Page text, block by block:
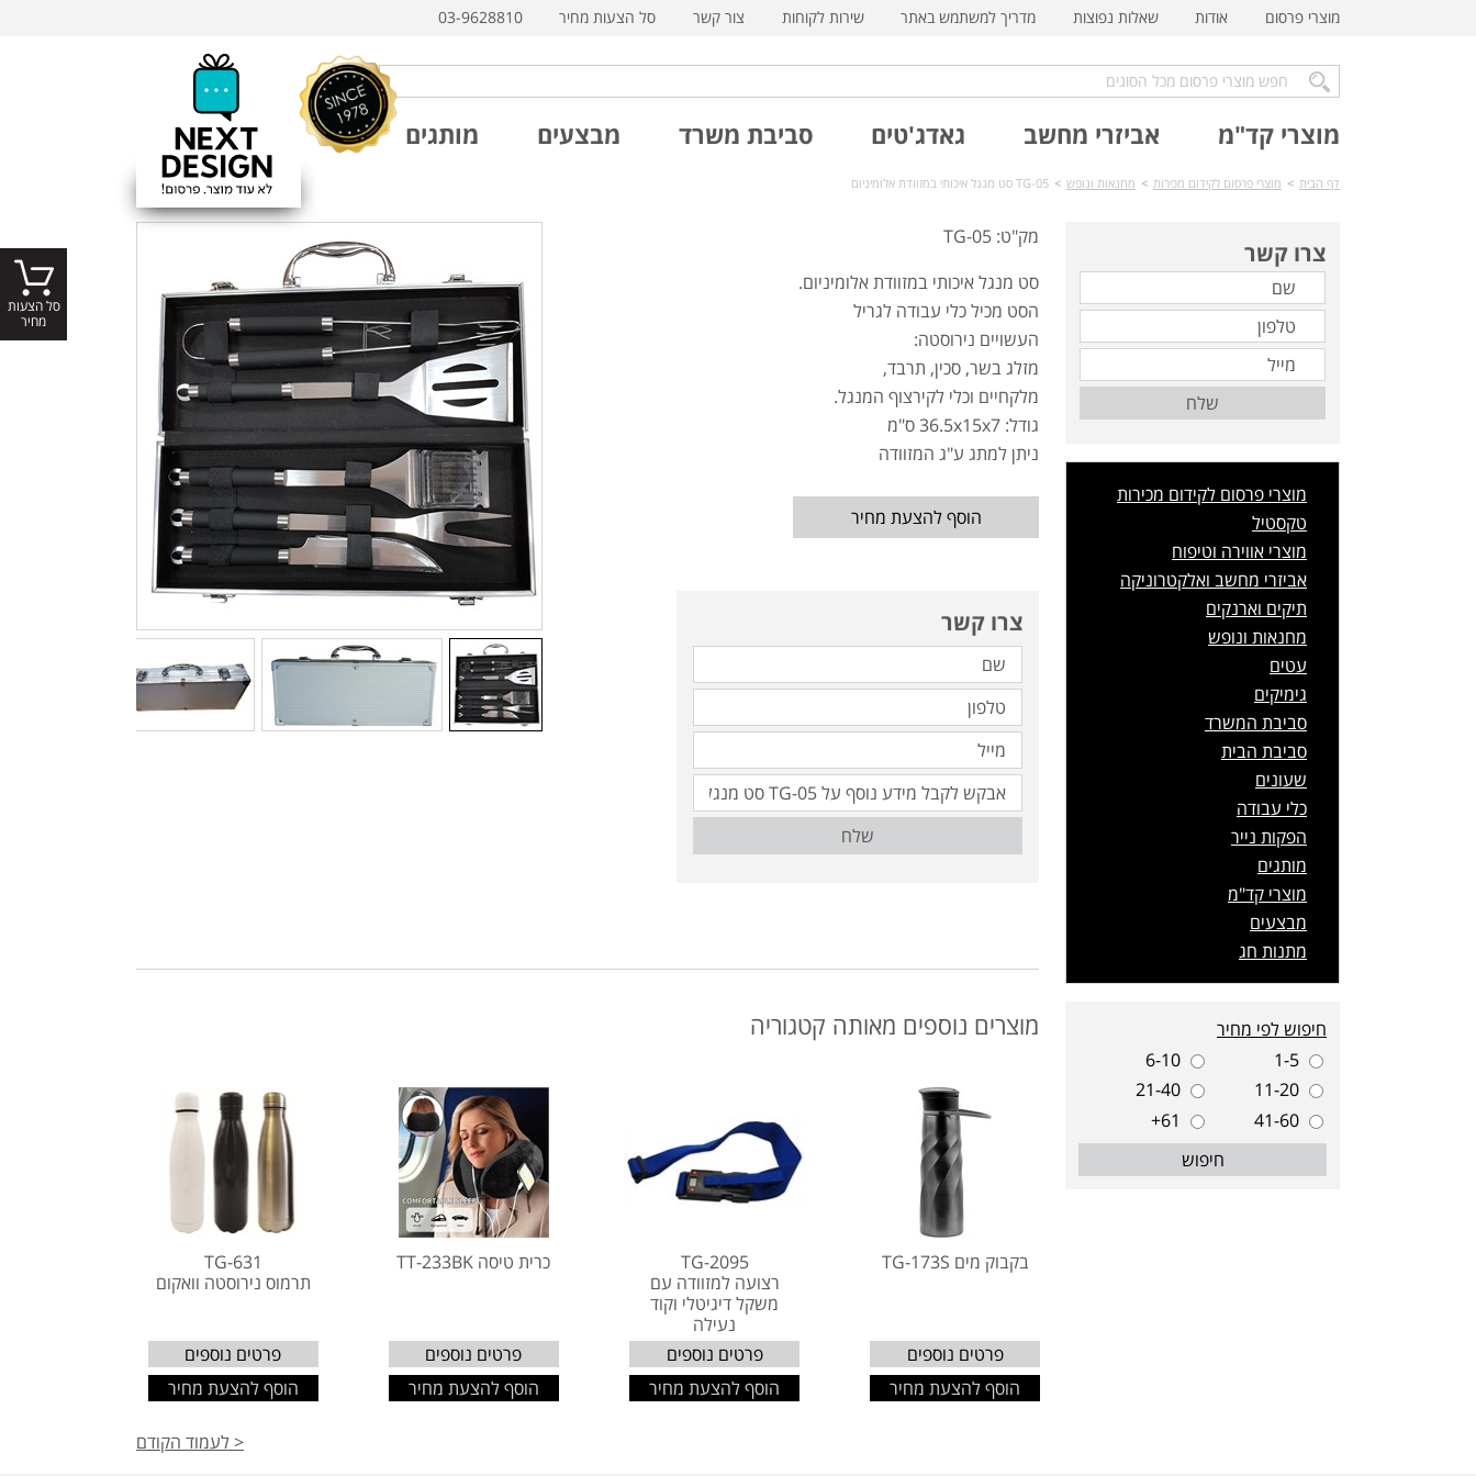
מוצרי פרסום אודות שאלות נפוצות מדריך למשתמש באתר שירות לקוחות צור קשר סל הצעות מחיר 03-9628810
מוצרי קד"מ אביזרי מחשב גאדג'טים סביבת משרד מבצעים מותגים
דף הבית > מוצרי פרסום לקידום מכירות > מחנאות ונופש > TG-05 סט מנגל איכותי במזוודת אלומיניום
מק"ט: TG-05
סט מנגל איכותי במזוודת אלומיניום.
הסט מכיל כלי עבודה לגריל
העשויים נירוסטה:
מזלג בשר, סכין, תרבד,
מלקחיים וכלי לקירצוף המנגל.
גודל: 36.5x15x7 ס"מ
ניתן למתג ע"ג המזוודה
הוסף להצעת מחיר
צרו קשר
שלח
מוצרים נוספים מאותה קטגוריה
בקבוק מים TG-173S
פרטים נוספים
הוסף להצעת מחיר
TG-2095
רצועה למזוודה עם
משקל דיגיטלי וקוד
נעילה
פרטים נוספים
הוסף להצעת מחיר
כרית טיסה TT-233BK
פרטים נוספים
הוסף להצעת מחיר
TG-631
תרמוס נירוסטה וואקום
פרטים נוספים
הוסף להצעת מחיר
< לעמוד הקודם
צרו קשר
שלח
מוצרי פרסום לקידום מכירות
טקסטיל
מוצרי אווירה וטיפוח
אביזרי מחשב ואלקטרוניקה
תיקים וארנקים
מחנאות ונופש
עטים
גימיקים
סביבת המשרד
סביבת הבית
שעונים
כלי עבודה
הפקות נייר
מותגים
מוצרי קד"מ
מבצעים
מתנות חג
חיפוש לפי מחיר
1-5
6-10
11-20
21-40
41-60
61+
חיפוש
סל הצעות
מחיר